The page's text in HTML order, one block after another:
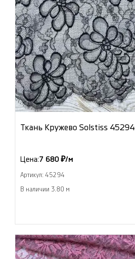
Ткань Кружево Solstiss 45294
Цена:7 680 ₽/м
Артикул: 45294
В наличии 3.80 м